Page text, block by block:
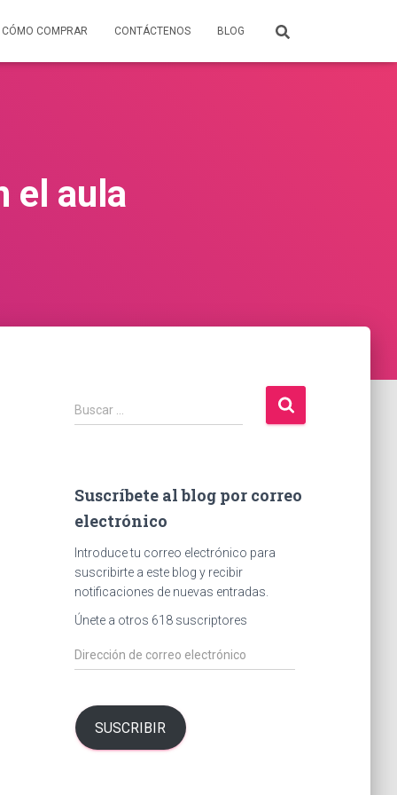
CÓMO COMPRAR CONTÁCTENOS BLOG
el aula
B
u
r
:
Buscar …
Suscríbete al blog por correo
electrónico
Introduce tu correo electrónico para
suscribirte a este blog y recibir
notificaciones de nuevas entradas.
Únete a otros 618 suscriptores
D
i
c
c
SUSCRIBIR